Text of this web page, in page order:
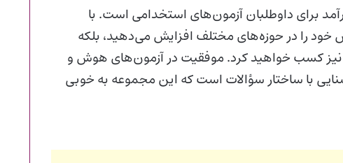
برای داوطلبان آزمون‌های استخدامی است. با
خود را در حوزه‌های مختلف افزایش می‌دهید، بلکه
نیز کسب خواهید کرد. موفقیت در آزمون‌های هوش و
با ساختار سؤالات است که این مجموعه به خوبی